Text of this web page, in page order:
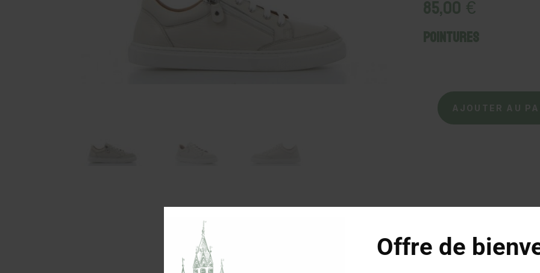
85,00€
Pointures
quantité
Muron
Crème
AJOUTER AU
Offre de